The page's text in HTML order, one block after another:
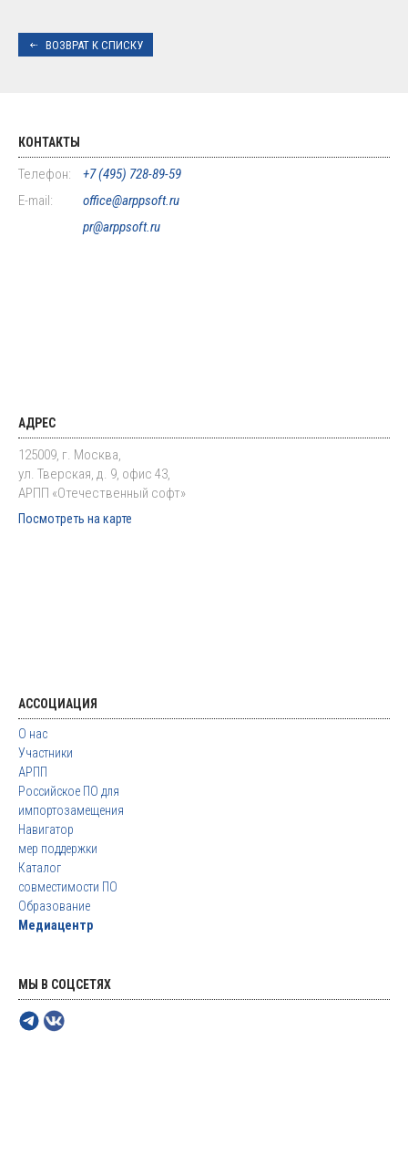
ВОЗВРАТ К СПИСКУ
КОНТАКТЫ
Телефон:
+7 (495) 728-89-59
E-mail:
office@arppsoft.ru
pr@arppsoft.ru
АДРЕС
125009, г. Москва,
ул. Тверская, д. 9, офис 43,
АРПП «Отечественный софт»
Посмотреть на карте
АССОЦИАЦИЯ
О нас
Участники
АРПП
Российское ПО для
импортозамещения
Навигатор
мер поддержки
Каталог
совместимости ПО
Образование
Медиацентр
МЫ В СОЦСЕТЯХ